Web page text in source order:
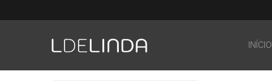
INÍCIO